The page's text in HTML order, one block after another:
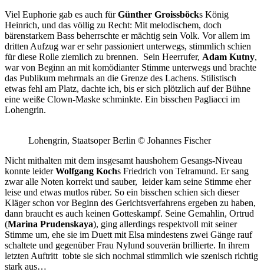
Viel Euphorie gab es auch fürGünther Groissböcks König
Heinrich, und das völlig zu Recht: Mit melodischem, doch
bärenstarkem Bass beherrschte er mächtig sein Volk. Vor allem im
dritten Aufzug war er sehr passioniert unterwegs, stimmlich schien
für diese Rolle ziemlich zu brennen. Sein Heerrufer, Adam Kutny,
war von Beginn an mit komödianter Stimme unterwegs und brachte
das Publikum mehrmals an die Grenze des Lachens. Stilistisch
etwas fehl am Platz, dachte ich, bis er sich plötzlich auf der Bühne
eine weiße Clown-Maske schminkte. Ein bisschen Pagliacci im
Lohengrin.
Lohengrin, Staatsoper Berlin © Johannes Fischer
Nicht mithalten mit dem insgesamt haushohem Gesangs-Niveau
konnte leiderWolfgang Kochs Friedrich von Telramund. Er sang
zwar alle Noten korrekt und sauber, leider kam seine Stimme eher
leise und etwas mutlos rüber. So ein bisschen schien sich dieser
Kläger schon vor Beginn des Gerichtsverfahrens ergeben zu haben,
dann braucht es auch keinen Gotteskampf. Seine Gemahlin, Ortrud
(Marina Prudenskaya), ging allerdings respektvoll mit seiner
Stimme um, ehe sie im Duett mit Elsa mindestens zwei Gänge rauf
schaltete und gegenüber Frau Nylund souverän brillierte. In ihrem
letzten Auftritt tobte sie sich nochmal stimmlich wie szenisch richtig
stark aus…